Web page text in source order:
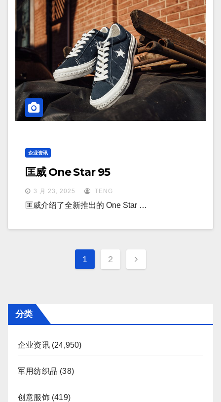
企业资讯
匡威 One Star 95
3 月 23, 2025 TENG
匡威介绍了全新推出的 One Star …
文
章
1 2
分类
企业资讯(24,950)
军用纺织品 (38)
创意服饰(419)